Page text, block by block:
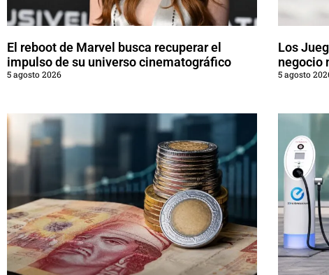
El reboot de Marvel busca recuperar el
impulso de su universo cinematográfico
5 agosto 2026
Los
negocio
5 agosto